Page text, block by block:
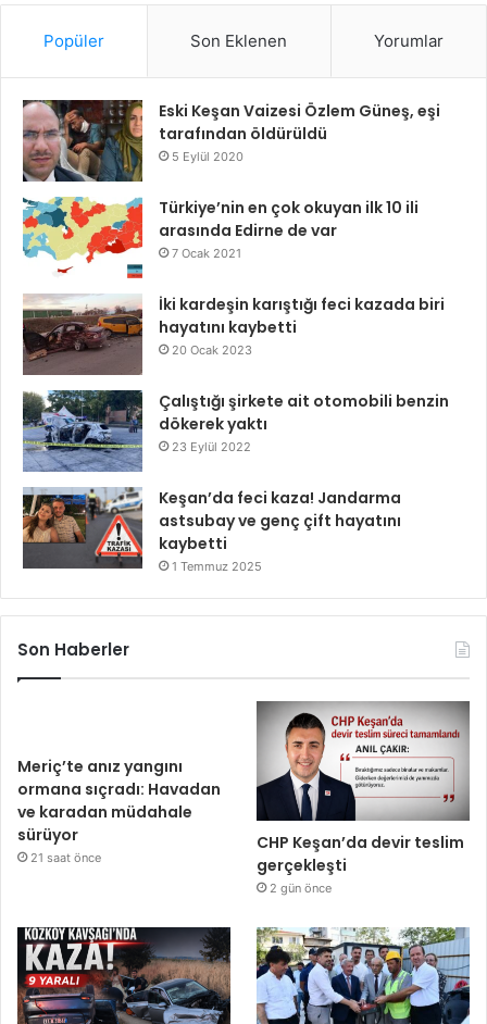
Popüler Son Eklenen Yorumlar
Eski Keşan Vaizesi Özlem Güneş, eşi
tarafından öldürüldü
5 Eylül 2020
Türkiye’nin en çok okuyan ilk 10 ili
arasında Edirne de var
7 Ocak 2021
İki kardeşin karıştığı feci kazada biri
hayatını kaybetti
20 Ocak 2023
Çalıştığı şirkete ait otomobili benzin
dökerek yaktı
23 Eylül 2022
Keşan’da feci kaza! Jandarma
astsubay ve genç çift hayatını
kaybetti
1 Temmuz 2025
Son Haberler
Meriç’te anız yangını
ormana sıçradı: Havadan
ve karadan müdahale
sürüyor
21 saat önce
CHP Keşan’da devir teslim
gerçekleşti
2 gün önce